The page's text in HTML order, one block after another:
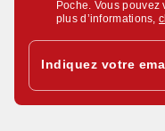
Poche. Vous
plus d’informations,
Indiquez votre